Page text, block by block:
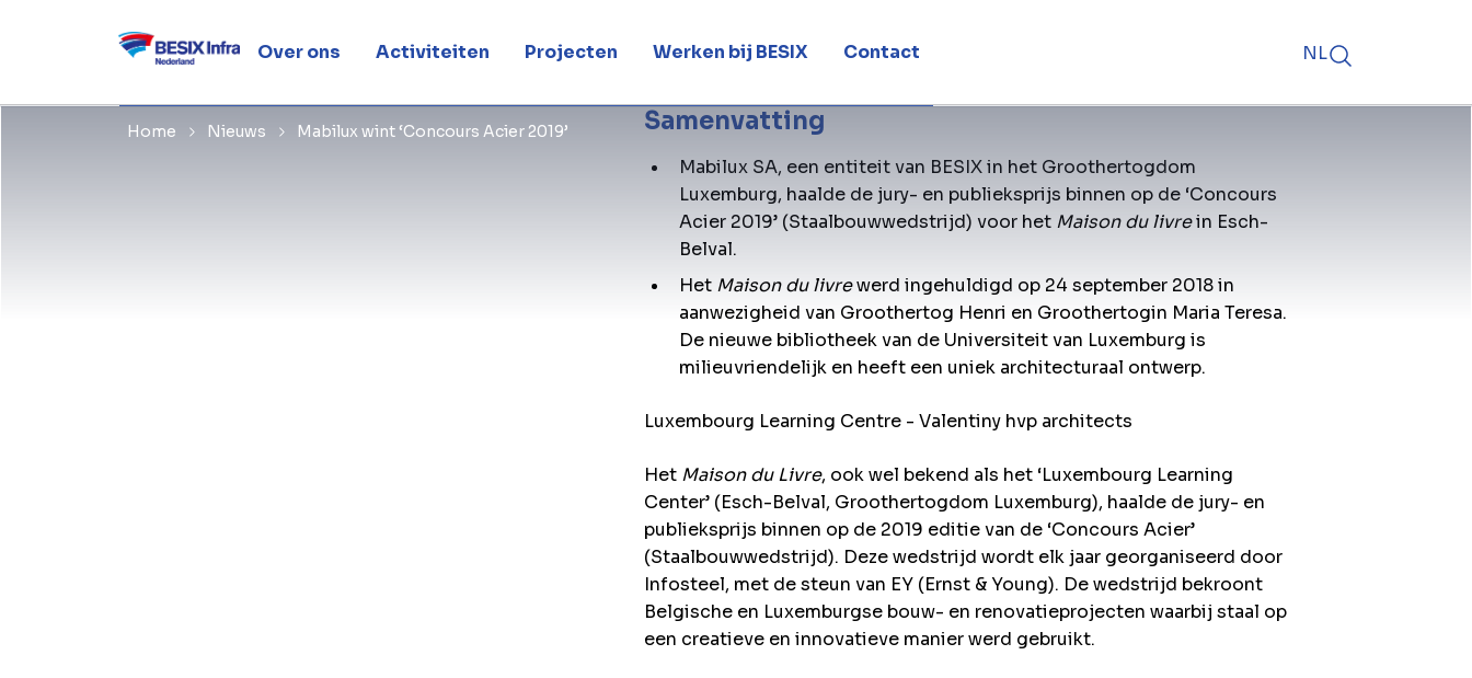
Over ons Activiteiten Projecten Werken bij BESIX Contact NL
Home Nieuws Mabilux wint ‘Concours Acier 2019’
Acier 2019’
Samenvatting
Mabilux SA, een entiteit van BESIX in het Groothertogdom
Luxemburg, haalde de jury- en publieksprijs binnen op de ‘Concours
Acier 2019’ (Staalbouwwedstrijd) voor het Maison du livrein Esch-
Belval.
Het Maison du livrewerd ingehuldigd op 24 september 2018 in
aanwezigheid van Groothertog Henri en Groothertogin Maria Teresa.
De nieuwe bibliotheek van de Universiteit van Luxemburg is
milieuvriendelijk en heeft een uniek architecturaal ontwerp.
Luxembourg Learning Centre - Valentiny hvp architects
Het Maison du Livre, ook wel bekend als het ‘Luxembourg Learning
Center’ (Esch-Belval, Groothertogdom Luxemburg), haalde de jury- en
publieksprijs binnen op de 2019 editie van de ‘Concours Acier’
(Staalbouwwedstrijd). Deze wedstrijd wordt elk jaar georganiseerd door
Infosteel, met de steun van EY (Ernst & Young). De wedstrijd bekroont
Belgische en Luxemburgse bouw- en renovatieprojecten waarbij staal op
een creatieve en innovatieve manier werd gebruikt.